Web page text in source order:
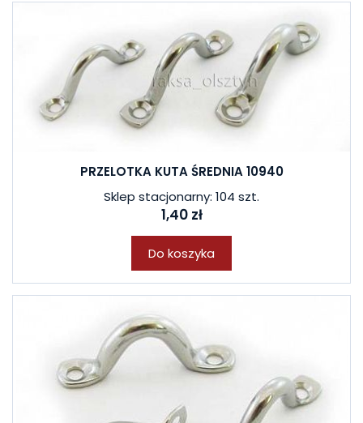
PRZELOTKA KUTA ŚREDNIA 10940
Sklep stacjonarny: 104 szt.
1,40 zł
Do koszyka